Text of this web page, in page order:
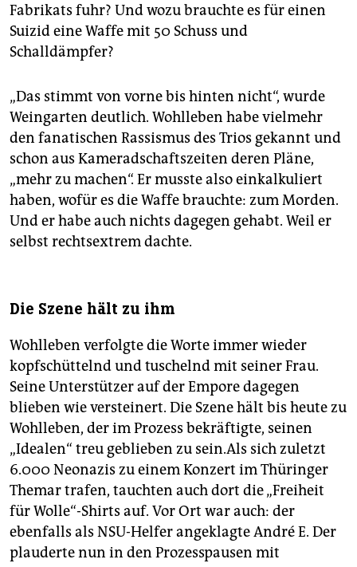
Fabrikats fuhr? Und wozu brauchte es für einen
Suizid eine Waffe mit 50 Schuss und
Schalldämpfer?
„Das stimmt von vorne bis hinten nicht“, wurde
Weingarten deutlich. Wohlleben habe vielmehr
den fanatischen Rassismus des Trios gekannt und
schon aus Kameradschaftszeiten deren Pläne,
„mehr zu machen“. Er musste also einkalkuliert
haben, wofür es die Waffe brauchte: zum Morden.
Und er habe auch nichts dagegen gehabt. Weil er
selbst rechtsextrem dachte.
Die Szene hält zu ihm
Wohlleben verfolgte die Worte immer wieder
kopfschüttelnd und tuschelnd mit seiner Frau.
Seine Unterstützer auf der Empore dagegen
blieben wie versteinert. Die Szene hält bis heute zu
Wohlleben, der im Prozess bekräftigte, seinen
„Idealen“ treu geblieben zu sein.Als sich zuletzt
6.000 Neonazis zu einem Konzert im Thüringer
Themar trafen, tauchten auch dort die „Freiheit
für Wolle“-Shirts auf. Vor Ort war auch: der
ebenfalls als NSU-Helfer angeklagte André E. Der
plauderte nun in den Prozesspausen mit